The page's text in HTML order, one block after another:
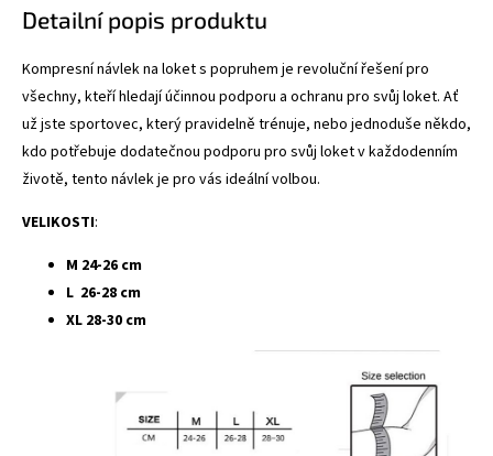
Detailní popis produktu
Kompresní návlek na loket s popruhem je revoluční řešení pro
všechny, kteří hledají účinnou podporu a ochranu pro svůj loket. Ať
už jste sportovec, který pravidelně trénuje, nebo jednoduše někdo,
kdo potřebuje dodatečnou podporu pro svůj loket v každodenním
životě, tento návlek je pro vás ideální volbou.
VELIKOSTI:
M 24-26 cm
L 26-28 cm
XL 28-30 cm